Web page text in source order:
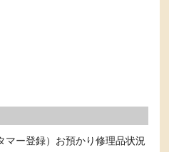
マー登録）お預かり修理品状況